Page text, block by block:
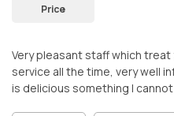
Price
Very pleasant staff which treat
service all the time, very well
is delicious something I